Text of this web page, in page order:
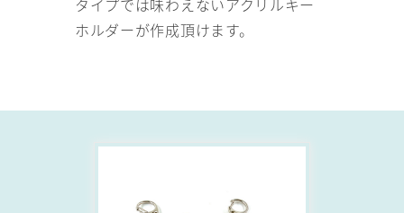
タイプでは味わえないアクリルキー
ホルダーが作成頂けます。